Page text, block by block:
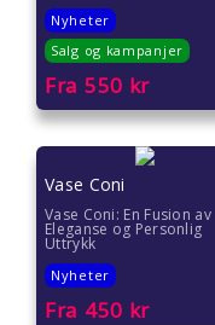
Nyheter
Salg og kampanjer
Fra 550 kr
Vase Coni
Vase Coni: En Fusion av
Eleganse og Personlig
Uttrykk
Nyheter
Fra 450 kr